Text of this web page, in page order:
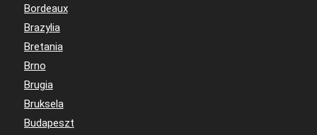
Bordeaux
Brazylia
Bretania
Brno
Brugia
Bruksela
Budapeszt